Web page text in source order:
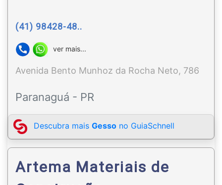
(41) 98428-48..
ver mais...
Avenida Bento Munhoz da Rocha Neto, 786
Paranaguá - PR
Descubra mais Gesso no GuiaSchnell
Artema Materiais de